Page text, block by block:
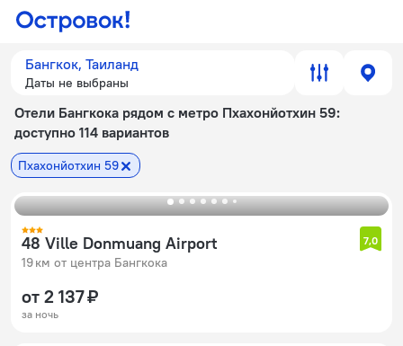
Бангкок, Таиланд
Даты не выбраны
Отели Бангкока рядом с метро Пхахонйотхин 59:
доступно 114 вариантов
Пхахонйотхин 59
48 Ville Donmuang Airport
19 км от центра Бангкока
7,0
от 2 137 ₽
за ночь